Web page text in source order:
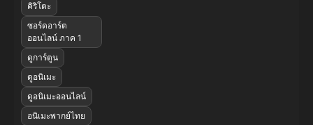
คิริโตะ
ซอร์ดอาร์ต
ออนไลน์ ภาค 1
ดูการ์ตูน
ดูอนิเมะ
ดูอนิเมะออนไลน์
อนิเมะพากย์ไทย